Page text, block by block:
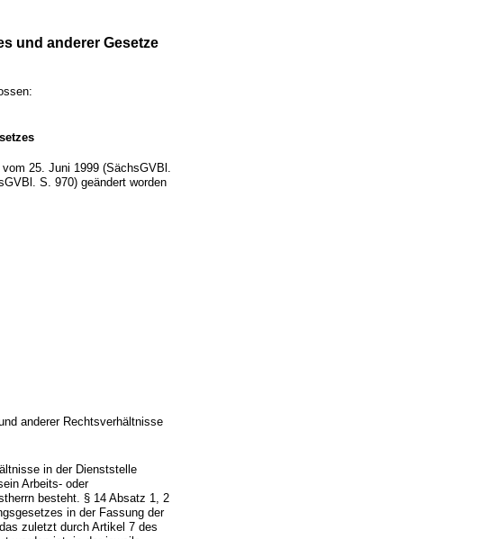
und anderer Gesetze
25. Juni 1999 (SächsGVBl.
S. 970) geändert worden
anderer Rechtsverhältnisse
in der Dienststelle
Arbeits- oder
besteht. § 14 Absatz 1, 2
in der Fassung der
zuletzt durch Artikel 7 des